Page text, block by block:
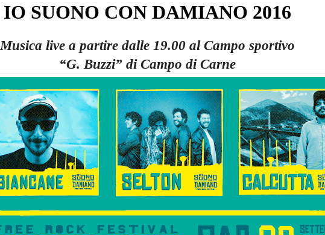
IO SUONO CON DAMIANO 2016
Musica live a partire dalle 19.00 al Campo sportivo
“G. Buzzi” di Campo di Carne